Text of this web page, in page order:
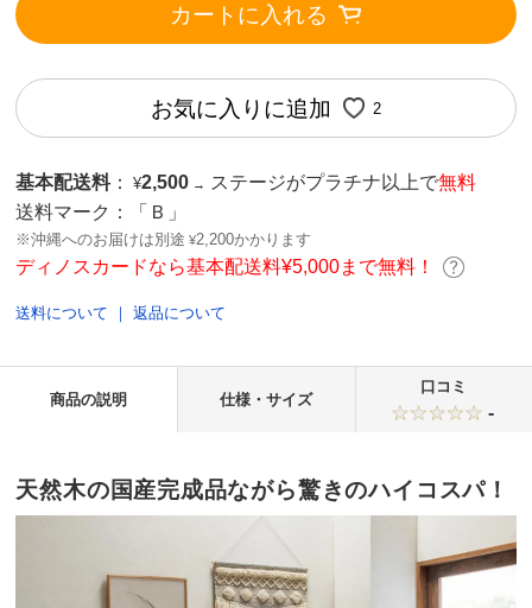
カートに入れる
お気に入りに追加 2
基本配送料 ： ¥2,500 → ステージがプラチナ以上で無料
送料マーク：
「Ｂ」
※沖縄へのお届けは別途 ¥2,200かかります
ディノスカードなら基本配送料¥5,000まで無料！
送料について ｜返品について
商品の説明 仕様・サイズ
口コミ
-
天然木の国産完成品ながら驚きのハイコスパ！